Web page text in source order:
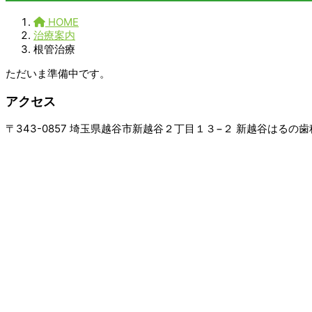
HOME
治療案内
根管治療
ただいま準備中です。
アクセス
〒343-0857 埼玉県越谷市新越谷２丁目１３−２ 新越谷はるの歯